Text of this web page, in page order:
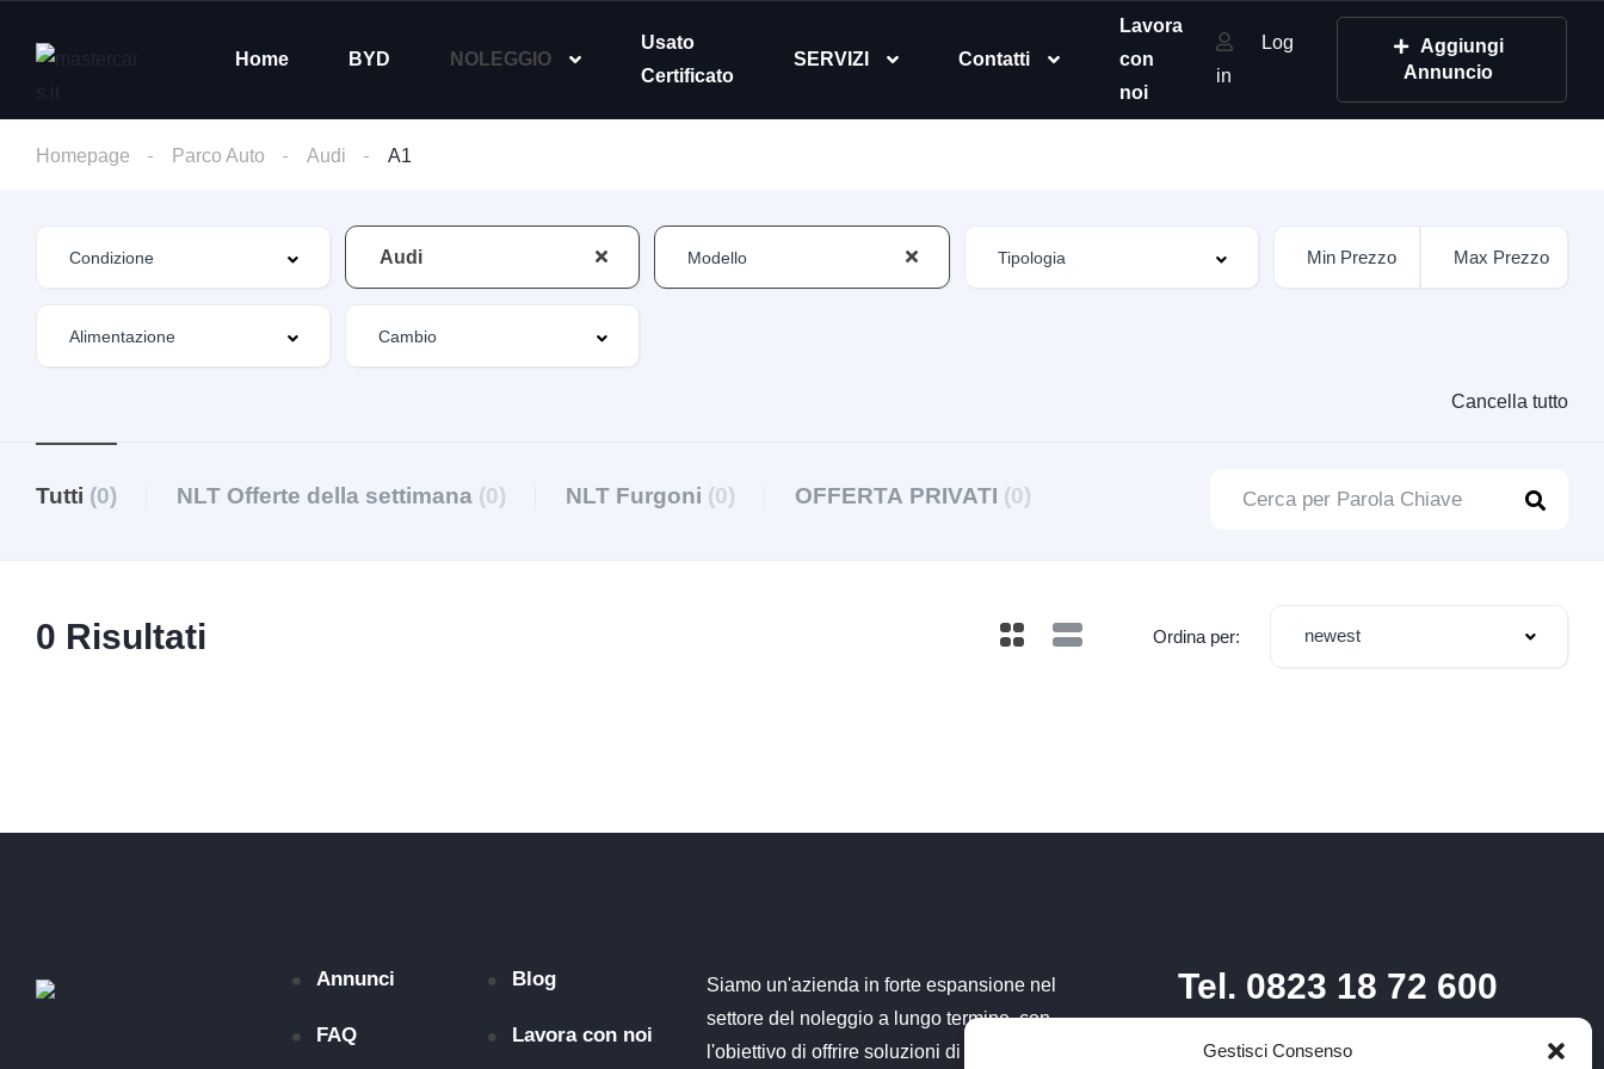
Gestisci Consenso
Home BYD NOLEGGIO
Usato
Certificato
SERVIZI Contatti
Lavora
con
noi
Log
in
Aggiungi
Annuncio
Homepage Parco Auto Audi A1
Audi
Cancella tutto
Tutti (0) NLT Offerte della settimana (0) NLT Furgoni (0) OFFERTA PRIVATI (0)
0 Risultati Ordina per: newest
Annunci Blog
FAQ Lavora con noi
Siamo un'azienda in forte espansione nel
settore del noleggio a lungo termine, con
l'obiettivo di offrire soluzioni di mobilità
Tel. 0823 18 72 600